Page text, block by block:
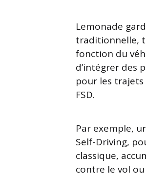
Lemonade
traditionnelle,
fonction du
d’intégrer des
pour les
FSD.
Par exemple,
Self-Driving,
classique,
contre le vol